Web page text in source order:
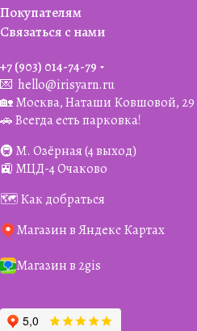
Покупателям
Связаться с нами
+7 (903) 014-74-79‬
💌 hello@irisyarn.ru
🏡 Москва, Наташи Ковшовой, 29
🚗 Всегда есть парковка!
🚇 М. Озёрная (4 выход)
🚉 МЦД-4 Очаково
🗺️ Как добраться
Магазин в Яндекс Картах
Магазин в 2gis